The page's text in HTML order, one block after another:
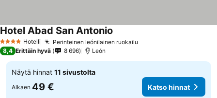
4 Tähtiluokitus
Hotelli Perinteinen leónilainen ruokailu
Hotel Abad San Antonio
8,4 Erittäin hyvä 8 696 León
Näytä hinnat 11 sivustolta
Alkaen 49 € Katso hinnat